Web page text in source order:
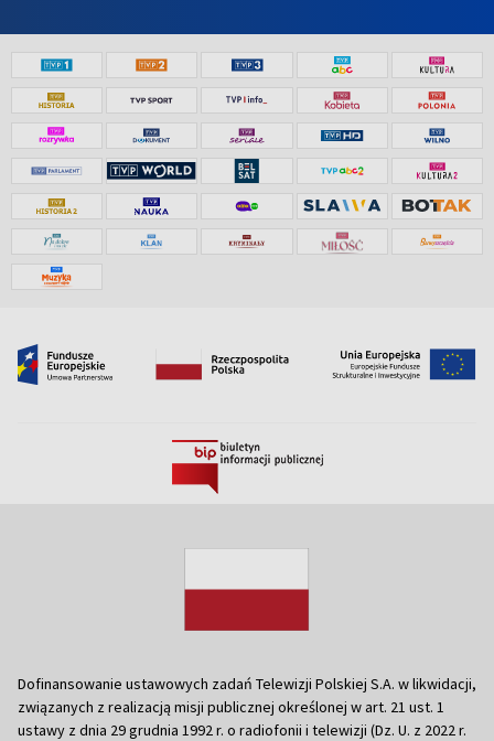
Dofinansowanie ustawowych zadań Telewizji Polskiej S.A. w likwidacji,
związanych z realizacją misji publicznej określonej w art. 21 ust. 1
ustawy z dnia 29 grudnia 1992 r. o radiofonii i telewizji (Dz. U. z 2022 r.